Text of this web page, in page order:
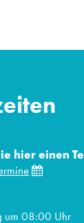
hier einen
oder
um 08:00 Uhr